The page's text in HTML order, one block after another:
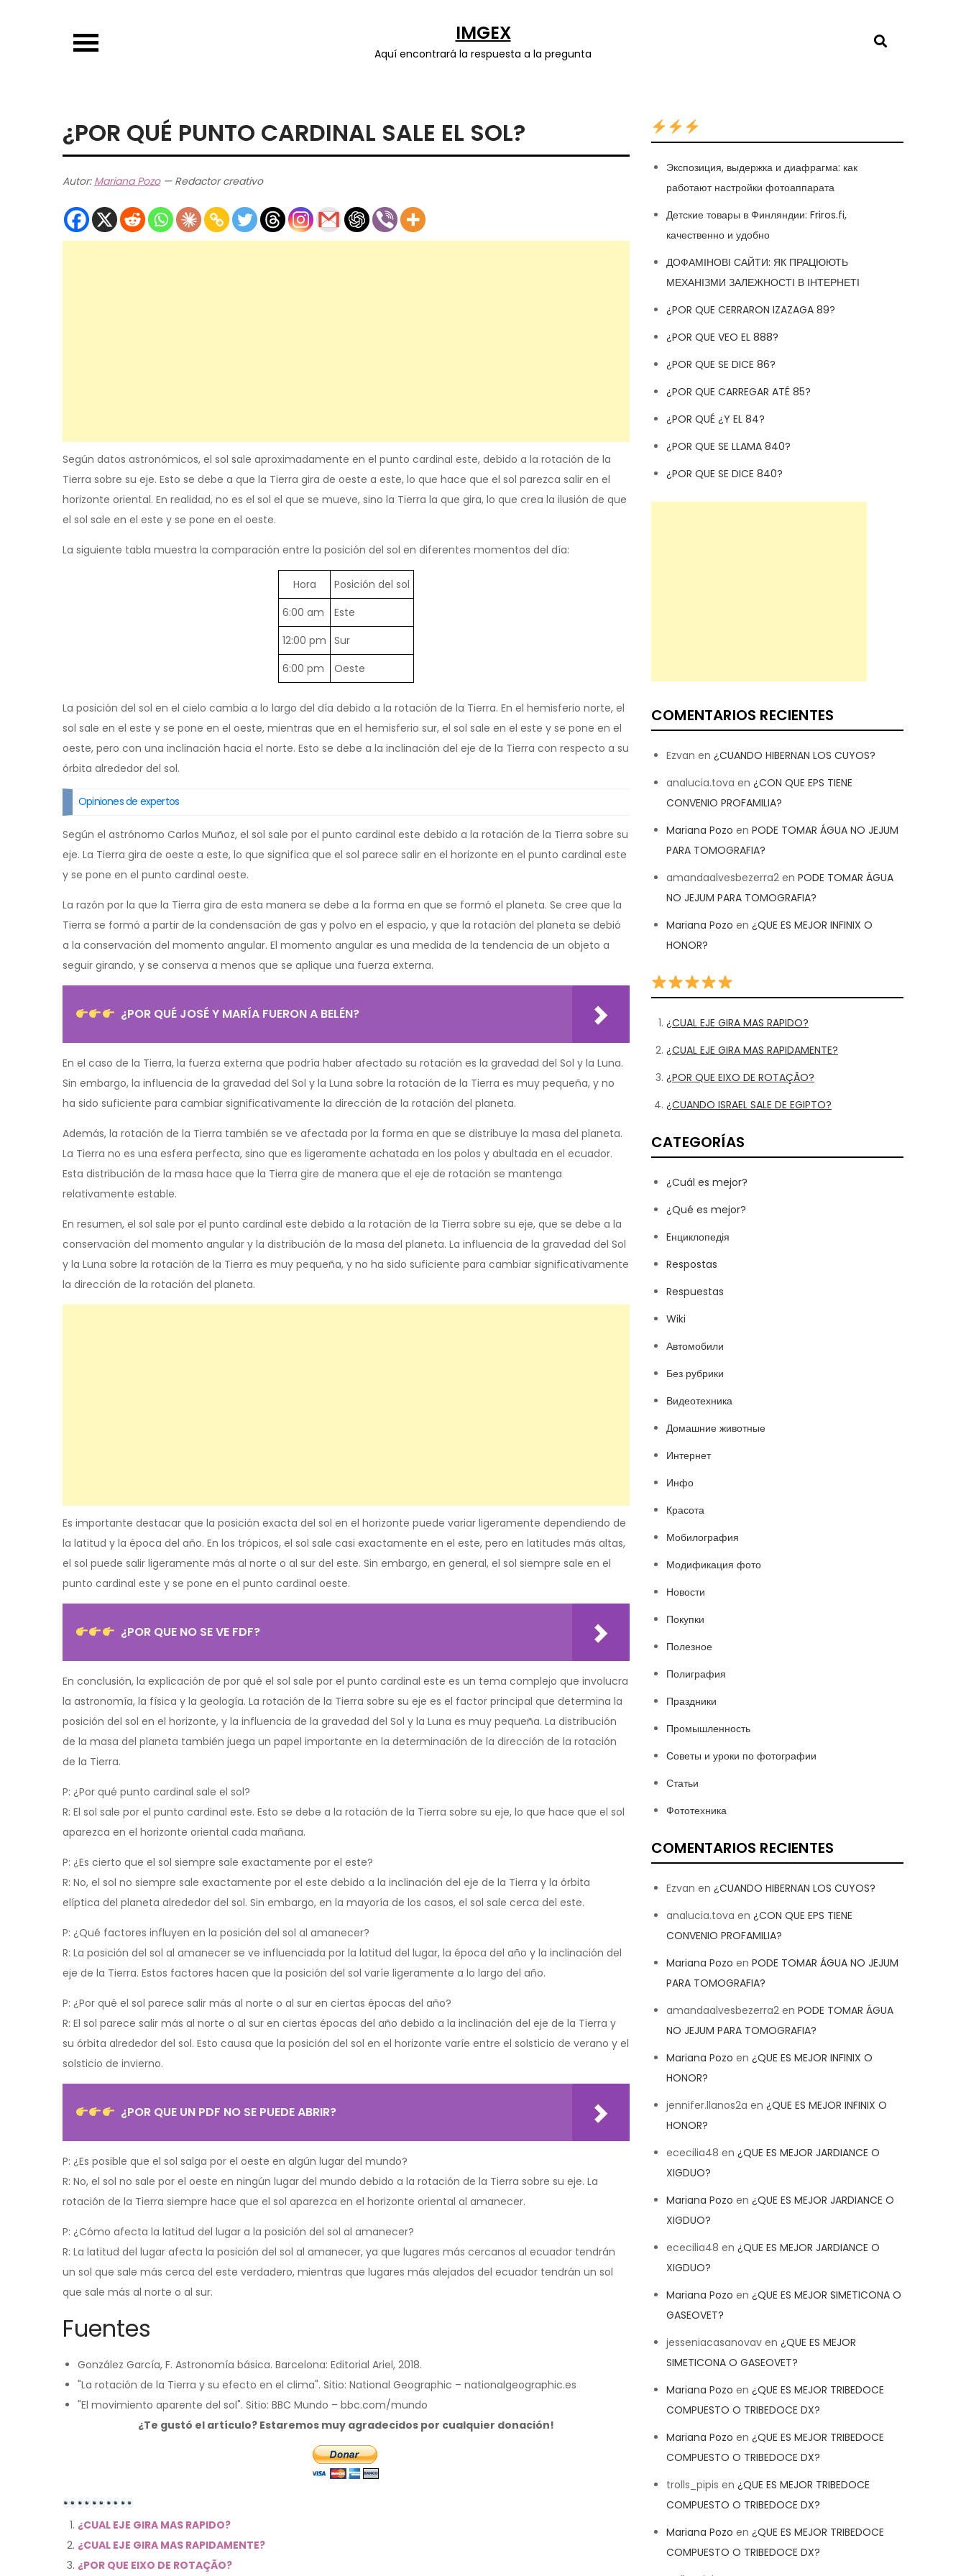
IMGEX
Aquí encontrará la respuesta a la pregunta
¿POR QUÉ PUNTO CARDINAL SALE EL SOL?
Autor: Mariana Pozo— Redactor creativo
Según datos astronómicos, el sol sale aproximadamente en el punto cardinal este, debido a la rotación de la
Tierra sobre su eje. Esto se debe a que la Tierra gira de oeste a este, lo que hace que el sol parezca salir en el
horizonte oriental. En realidad, no es el sol el que se mueve, sino la Tierra la que gira, lo que crea la ilusión de que
el sol sale en el este y se pone en el oeste.
La siguiente tabla muestra la comparación entre la posición del sol en diferentes momentos del día:
Hora
Posición del sol
6:00 am
Este
12:00 pm Sur
6:00 pm
Oeste
La posición del sol en el cielo cambia a lo largo del día debido a la rotación de la Tierra. En el hemisferio norte, el
sol sale en el este y se pone en el oeste, mientras que en el hemisferio sur, el sol sale en el este y se pone en el
oeste, pero con una inclinación hacia el norte. Esto se debe a la inclinación del eje de la Tierra con respecto a su
órbita alrededor del sol.
Opiniones de expertos
Según el astrónomo Carlos Muñoz, el sol sale por el punto cardinal este debido a la rotación de la Tierra sobre su
eje. La Tierra gira de oeste a este, lo que significa que el sol parece salir en el horizonte en el punto cardinal este
y se pone en el punto cardinal oeste.
La razón por la que la Tierra gira de esta manera se debe a la forma en que se formó el planeta. Se cree que la
Tierra se formó a partir de la condensación de gas y polvo en el espacio, y que la rotación del planeta se debió
a la conservación del momento angular. El momento angular es una medida de la tendencia de un objeto a
seguir girando, y se conserva a menos que se aplique una fuerza externa.
¿POR QUÉ JOSÉ Y MARÍA FUERON A BELÉN?
En el caso de la Tierra, la fuerza externa que podría haber afectado su rotación es la gravedad del Sol y la Luna.
Sin embargo, la influencia de la gravedad del Sol y la Luna sobre la rotación de la Tierra es muy pequeña, y no
ha sido suficiente para cambiar significativamente la dirección de la rotación del planeta.
Además, la rotación de la Tierra también se ve afectada por la forma en que se distribuye la masa del planeta.
La Tierra no es una esfera perfecta, sino que es ligeramente achatada en los polos y abultada en el ecuador.
Esta distribución de la masa hace que la Tierra gire de manera que el eje de rotación se mantenga
relativamente estable.
En resumen, el sol sale por el punto cardinal este debido a la rotación de la Tierra sobre su eje, que se debe a la
conservación del momento angular y la distribución de la masa del planeta. La influencia de la gravedad del Sol
y la Luna sobre la rotación de la Tierra es muy pequeña, y no ha sido suficiente para cambiar significativamente
la dirección de la rotación del planeta.
Es importante destacar que la posición exacta del sol en el horizonte puede variar ligeramente dependiendo de
la latitud y la época del año. En los trópicos, el sol sale casi exactamente en el este, pero en latitudes más altas,
el sol puede salir ligeramente más al norte o al sur del este. Sin embargo, en general, el sol siempre sale en el
punto cardinal este y se pone en el punto cardinal oeste.
¿POR QUE NO SE VE FDF?
En conclusión, la explicación de por qué el sol sale por el punto cardinal este es un tema complejo que involucra
la astronomía, la física y la geología. La rotación de la Tierra sobre su eje es el factor principal que determina la
posición del sol en el horizonte, y la influencia de la gravedad del Sol y la Luna es muy pequeña. La distribución
de la masa del planeta también juega un papel importante en la determinación de la dirección de la rotación
de la Tierra.
P: ¿Por qué punto cardinal sale el sol?
R: El sol sale por el punto cardinal este. Esto se debe a la rotación de la Tierra sobre su eje, lo que hace que el sol
aparezca en el horizonte oriental cada mañana.
P: ¿Es cierto que el sol siempre sale exactamente por el este?
R: No, el sol no siempre sale exactamente por el este debido a la inclinación del eje de la Tierra y la órbita
elíptica del planeta alrededor del sol. Sin embargo, en la mayoría de los casos, el sol sale cerca del este.
P: ¿Qué factores influyen en la posición del sol al amanecer?
R: La posición del sol al amanecer se ve influenciada por la latitud del lugar, la época del año y la inclinación del
eje de la Tierra. Estos factores hacen que la posición del sol varíe ligeramente a lo largo del año.
P: ¿Por qué el sol parece salir más al norte o al sur en ciertas épocas del año?
R: El sol parece salir más al norte o al sur en ciertas épocas del año debido a la inclinación del eje de la Tierra y
su órbita alrededor del sol. Esto causa que la posición del sol en el horizonte varíe entre el solsticio de verano y el
solsticio de invierno.
¿POR QUE UN PDF NO SE PUEDE ABRIR?
P: ¿Es posible que el sol salga por el oeste en algún lugar del mundo?
R: No, el sol no sale por el oeste en ningún lugar del mundo debido a la rotación de la Tierra sobre su eje. La
rotación de la Tierra siempre hace que el sol aparezca en el horizonte oriental al amanecer.
P: ¿Cómo afecta la latitud del lugar a la posición del sol al amanecer?
R: La latitud del lugar afecta la posición del sol al amanecer, ya que lugares más cercanos al ecuador tendrán
un sol que sale más cerca del este verdadero, mientras que lugares más alejados del ecuador tendrán un sol
que sale más al norte o al sur.
Fuentes
González García, F. Astronomía básica. Barcelona: Editorial Ariel, 2018.
"La rotación de la Tierra y su efecto en el clima". Sitio: National Geographic – nationalgeographic.es
"El movimiento aparente del sol". Sitio: BBC Mundo – bbc.com/mundo
¿Te gustó el artículo? Estaremos muy agradecidos por cualquier donación!
¿CUAL EJE GIRA MAS RAPIDO?
¿CUAL EJE GIRA MAS RAPIDAMENTE?
¿POR QUE EIXO DE ROTAÇÃO?
Экспозиция, выдержка и диафрагма: как
работают настройки фотоаппарата
Детские товары в Финляндии: Friros.fi,
качественно и удобно
ДОФАМІНОВІ САЙТИ: ЯК ПРАЦЮЮТЬ
МЕХАНІЗМИ ЗАЛЕЖНОСТІ В ІНТЕРНЕТІ
¿POR QUE CERRARON IZAZAGA 89?
¿POR QUE VEO EL 888?
¿POR QUE SE DICE 86?
¿POR QUE CARREGAR ATÉ 85?
¿POR QUÉ ¿Y EL 84?
¿POR QUE SE LLAMA 840?
¿POR QUE SE DICE 840?
COMENTARIOS RECIENTES
Ezvan en ¿CUANDO HIBERNAN LOS CUYOS?
analucia.tova en ¿CON QUE EPS TIENE
CONVENIO PROFAMILIA?
Mariana Pozo en PODE TOMAR ÁGUA NO JEJUM
PARA TOMOGRAFIA?
amandaalvesbezerra2 en PODE TOMAR ÁGUA
NO JEJUM PARA TOMOGRAFIA?
Mariana Pozo en ¿QUE ES MEJOR INFINIX O
HONOR?
¿CUAL EJE GIRA MAS RAPIDO?
¿CUAL EJE GIRA MAS RAPIDAMENTE?
¿POR QUE EIXO DE ROTAÇÃO?
¿CUANDO ISRAEL SALE DE EGIPTO?
CATEGORÍAS
¿Cuál es mejor?
¿Qué es mejor?
Eнциклопедія
Respostas
Respuestas
Wiki
Автомобили
Без рубрики
Видеотехника
Домашние животные
Интернет
Инфо
Красота
Мобилография
Модификация фото
Новости
Покупки
Полезное
Полиграфия
Праздники
Промышленность
Советы и уроки по фотографии
Статьи
Фототехника
COMENTARIOS RECIENTES
Ezvan en ¿CUANDO HIBERNAN LOS CUYOS?
analucia.tova en ¿CON QUE EPS TIENE
CONVENIO PROFAMILIA?
Mariana Pozo en PODE TOMAR ÁGUA NO JEJUM
PARA TOMOGRAFIA?
amandaalvesbezerra2 en PODE TOMAR ÁGUA
NO JEJUM PARA TOMOGRAFIA?
Mariana Pozo en ¿QUE ES MEJOR INFINIX O
HONOR?
jennifer.llanos2a en ¿QUE ES MEJOR INFINIX O
HONOR?
ececilia48 en ¿QUE ES MEJOR JARDIANCE O
XIGDUO?
Mariana Pozo en ¿QUE ES MEJOR JARDIANCE O
XIGDUO?
ececilia48 en ¿QUE ES MEJOR JARDIANCE O
XIGDUO?
Mariana Pozo en ¿QUE ES MEJOR SIMETICONA O
GASEOVET?
jesseniacasanovav en ¿QUE ES MEJOR
SIMETICONA O GASEOVET?
Mariana Pozo en ¿QUE ES MEJOR TRIBEDOCE
COMPUESTO O TRIBEDOCE DX?
Mariana Pozo en ¿QUE ES MEJOR TRIBEDOCE
COMPUESTO O TRIBEDOCE DX?
trolls_pipis en ¿QUE ES MEJOR TRIBEDOCE
COMPUESTO O TRIBEDOCE DX?
Mariana Pozo en ¿QUE ES MEJOR TRIBEDOCE
COMPUESTO O TRIBEDOCE DX?